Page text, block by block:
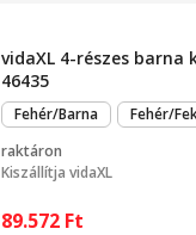
vidaXL 4-részes
46435
Fehér/Barna Fehér/
raktáron
Kiszállítja vidaXL
89.572 Ft